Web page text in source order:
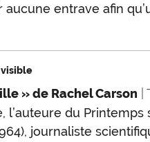
entrave afin
visible
» de Rachel Carson
du Printemps
journaliste